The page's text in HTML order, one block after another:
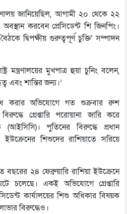
জানিয়েছিল, আগামী ২০ থেকে ২২
করবেন প্রেসিডেন্ট শি জিনপিং।
দ্বিপক্ষীয় গুরুত্বপূর্ণ চুক্তি’ সম্পাদন
মন্ত্রণালয়ের মুখপাত্র হুয়া চুনিং বলেন,
এবং শান্তির জন্য।’
করার অভিযোগে গত শুক্রবার রুশ
গ্রেপ্তারি পরোয়ানা জারি করে
পুতিনের বিরুদ্ধে প্রধান
শিশুদের রাশিয়াতে সরিয়ে
২৪ ফেব্রুয়ারি রাশিয়া ইউক্রেনে
একই অভিযোগে গ্রেপ্তারি
কার্যালয়ের শিশু অধিকার বিষয়ক
বিরুদ্ধেও।